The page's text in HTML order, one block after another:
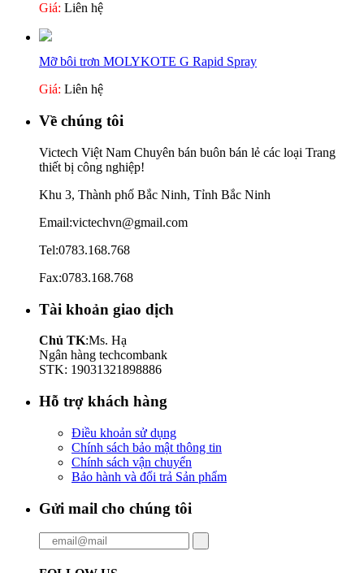
Giá: Liên hệ
Mỡ bôi trơn MOLYKOTE G Rapid Spray
Giá: Liên hệ
Về chúng tôi
Victech Việt Nam Chuyên bán buôn bán lẻ các loại Trang
thiết bị công nghiệp!
Khu 3, Thành phố Bắc Ninh, Tỉnh Bắc Ninh
Email:victechvn@gmail.com
Tel:0783.168.768
Fax:0783.168.768
Tài khoản giao dịch
Chủ TK:Ms. Hạ
Ngân hàng techcombank
STK: 19031321898886
Hỗ trợ khách hàng
Điều khoản sử dụng
Chính sách bảo mật thông tin
Chính sách vận chuyển
Bảo hành và đổi trả Sản phẩm
Gửi mail cho chúng tôi